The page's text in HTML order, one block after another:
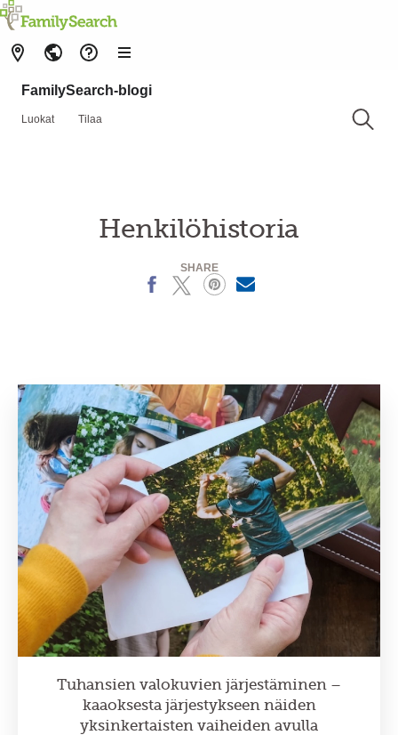
FamilySearch-blogi
Luokat Tilaa
Henkilöhistoria
SHARE
X
Tuhansien valokuvien järjestäminen –
kaaoksesta järjestykseen näiden
yksinkertaisten vaiheiden avulla